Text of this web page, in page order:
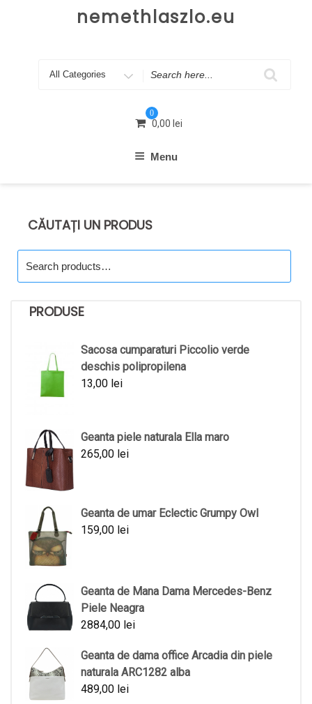
nemethlaszlo.eu
Search
0
0,00 lei
Menu
CĂUTAȚI UN PRODUS
for:
PRODUSE
Sacosa cumparaturi Piccolio verde
deschis polipropilena
13,00 lei
Geanta piele naturala Ella maro
265,00 lei
Geanta de umar Eclectic Grumpy Owl
159,00 lei
Geanta de Mana Dama Mercedes-Benz
Piele Neagra
2884,00 lei
Geanta de dama office Arcadia din piele
naturala ARC1282 alba
489,00 lei